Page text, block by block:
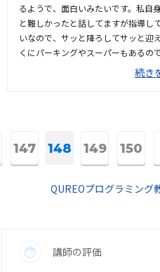
るようで、面白いみたいです。私自
と難しかったと話してますが指導し
いなので、サッと降ろしてサッと迎
くにパーキングやスーパーもあるの
がいて賑やかだった。雰囲気はキレ
ったそうです。他の教室に比べると
続き
147 148 149 150
QUREOプログラミング
講師の評価